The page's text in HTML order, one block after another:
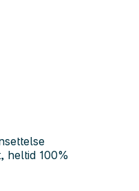
heltid 100%